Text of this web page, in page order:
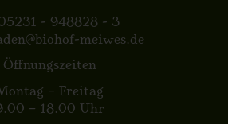
- 948828 - 3
meiwes.de
Öffnungszeiten
– Freitag
– 18.00 Uhr